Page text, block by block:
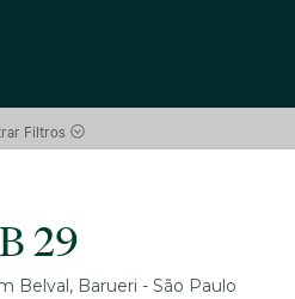
Filtros
29
Belval, Barueri - São Paulo